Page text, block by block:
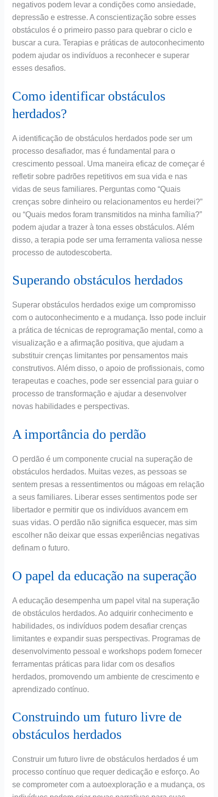
negativos podem levar a condições como ansiedade,
depressão e estresse. A conscientização sobre esses
obstáculos é o primeiro passo para quebrar o ciclo e
buscar a cura. Terapias e práticas de autoconhecimento
podem ajudar os indivíduos a reconhecer e superar
esses desafios.
Como identificar obstáculos
herdados?
A identificação de obstáculos herdados pode ser um
processo desafiador, mas é fundamental para o
crescimento pessoal. Uma maneira eficaz de começar é
refletir sobre padrões repetitivos em sua vida e nas
vidas de seus familiares. Perguntas como “Quais
crenças sobre dinheiro ou relacionamentos eu herdei?”
ou “Quais medos foram transmitidos na minha família?”
podem ajudar a trazer à tona esses obstáculos. Além
disso, a terapia pode ser uma ferramenta valiosa nesse
processo de autodescoberta.
Superando obstáculos herdados
Superar obstáculos herdados exige um compromisso
com o autoconhecimento e a mudança. Isso pode incluir
a prática de técnicas de reprogramação mental, como a
visualização e a afirmação positiva, que ajudam a
substituir crenças limitantes por pensamentos mais
construtivos. Além disso, o apoio de profissionais, como
terapeutas e coaches, pode ser essencial para guiar o
processo de transformação e ajudar a desenvolver
novas habilidades e perspectivas.
A importância do perdão
O perdão é um componente crucial na superação de
obstáculos herdados. Muitas vezes, as pessoas se
sentem presas a ressentimentos ou mágoas em relação
a seus familiares. Liberar esses sentimentos pode ser
libertador e permitir que os indivíduos avancem em
suas vidas. O perdão não significa esquecer, mas sim
escolher não deixar que essas experiências negativas
definam o futuro.
O papel da educação na superação
A educação desempenha um papel vital na superação
de obstáculos herdados. Ao adquirir conhecimento e
habilidades, os indivíduos podem desafiar crenças
limitantes e expandir suas perspectivas. Programas de
desenvolvimento pessoal e workshops podem fornecer
ferramentas práticas para lidar com os desafios
herdados, promovendo um ambiente de crescimento e
aprendizado contínuo.
Construindo um futuro livre de
obstáculos herdados
Construir um futuro livre de obstáculos herdados é um
processo contínuo que requer dedicação e esforço. Ao
se comprometer com a autoexploração e a mudança, os